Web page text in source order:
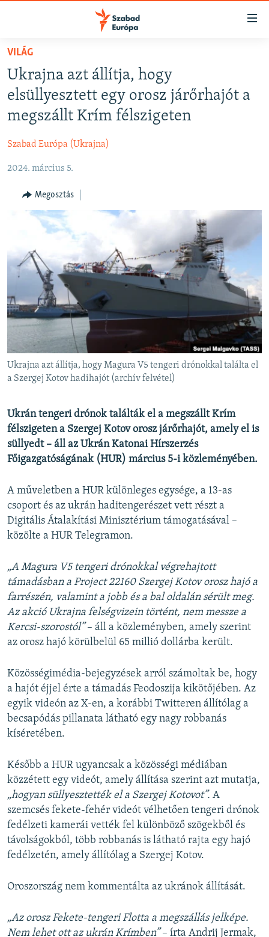
Akadálymentes
Ugrás
oldalra
tartalomjegyzékre
NAPIRENDEN
AKTUÁLIS
PODCASTOK
ELEMZŐ
NER15
SZABADON
TÁRSADALOM
DEMOKRÁCIA
A PÉNZ NYOMÁBAN
EURÓPAI UNIÓ
VILÁG
KLÍMAVÁLTOZÁS
A MÚLT TANULSÁGAI
KÖVESSEN MINKET!
Valamennyi RFE/RL weboldal
VILÁG
Ukrajna azt állítja, hogy
elsüllyesztett egy orosz járőrhajót a
megszállt Krím félszigeten
Szabad Európa (Ukrajna)
2024. március 5.
Megosztás
Ukrajna azt állítja, hogy Magura V5 tengeri drónokkal találta el
a Szergej Kotov hadihajót (archív felvétel)
Ukrán tengeri drónok találták el a megszállt Krím
félszigeten a Szergej Kotov orosz járőrhajót, amely el is
süllyedt – áll az Ukrán Katonai Hírszerzés
Főigazgatóságának (HUR) március 5-i közleményében.
A műveletben a HUR különleges egysége, a 13-as
csoport és az ukrán haditengerészet vett részt a
Digitális Átalakítási Minisztérium támogatásával –
közölte a HUR Telegramon.
„A Magura V5 tengeri drónokkal végrehajtott
támadásban a Project 22160 Szergej Kotov orosz hajó a
farrészén, valamint a jobb és a bal oldalán sérült meg.
Az akció Ukrajna felségvizein történt, nem messze a
Kercsi-szorostól” – áll a közleményben, amely szerint
az orosz hajó körülbelül 65 millió dollárba került.
Közösségimédia-bejegyzések arról számoltak be, hogy
a hajót éjjel érte a támadás Feodoszija kikötőjében. Az
egyik videón az X-en, a korábbi Twitteren állítólag a
becsapódás pillanata látható egy nagy robbanás
kíséretében.
Később a HUR ugyancsak a közösségi médiában
közzétett egy videót, amely állítása szerint azt mutatja,
„hogyan süllyesztették el a Szergej Kotovot”. A
szemcsés fekete-fehér videót vélhetően tengeri drónok
fedélzeti kamerái vették fel különböző szögekből és
távolságokból, több robbanás is látható rajta egy hajó
fedélzetén, amely állítólag a Szergej Kotov.
Oroszország nem kommentálta az ukránok állítását.
„Az orosz Fekete-tengeri Flotta a megszállás jelképe.
Nem lehet ott az ukrán Krímben”– írta Andrij Jermak,
FELIRATKOZÁS
Spotify